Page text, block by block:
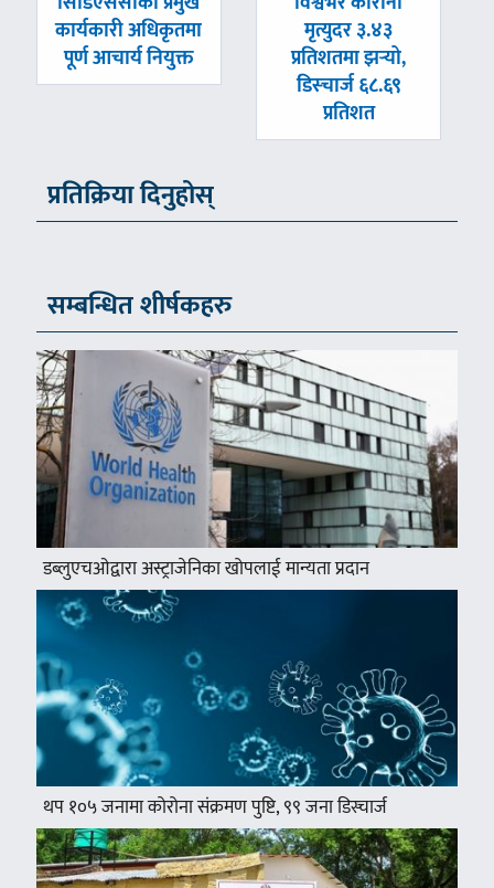
-
कार्यकारी अधिकृतमा
पूर्ण आचार्य नियुक्त
मृत्युदर ३.४३
प्रतिशतमा झर्‍यो,
डिस्चार्ज ६८.६९
प्रतिशत
प्रतिक्रिया दिनुहोस्
सम्बन्धित शीर्षकहरु
डब्लुएचओद्वारा अस्ट्राजेनिका खोपलाई मान्यता प्रदान
थप १०५ जनामा कोरोना संक्रमण पुष्टि, ९९ जना डिस्चार्ज